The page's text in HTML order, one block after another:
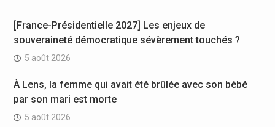
[France-Présidentielle 2027] Les enjeux de
souveraineté démocratique sévèrement touchés ?
5 août 2026
À Lens, la femme qui avait été brûlée avec son bébé
par son mari est morte
5 août 2026